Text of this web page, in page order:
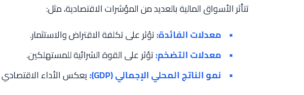
تتأثر الأسواق المالية بالعديد من المؤشرات الاقتصادية، مثل:
معدلات الفائدة:تؤثر على تكلفة الاقتراض والاستثمار.
معدلات التضخم:تؤثر على القوة الشرائية للمستهلكين.
نمو الناتج المحلي الإجمالي (GDP):
يعكس الأداء الاقتصادي